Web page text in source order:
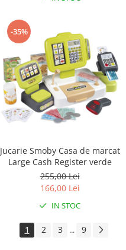
-35%
Jucarie Smoby Casa de marcat
Large Cash Register verde
255,00 Lei
166,00 Lei
IN STOC
1 2 3 ... 9